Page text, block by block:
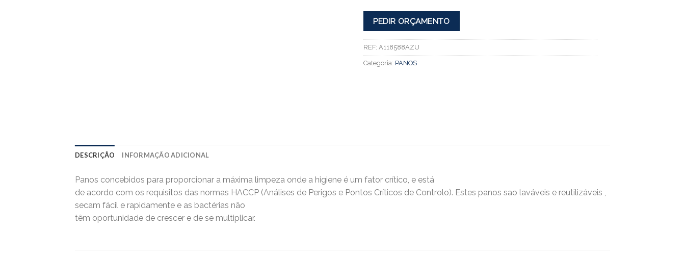
PEDIR ORÇAMENTO
REF: A118588AZU
Categoria: PANOS
DESCRIÇÃO INFORMAÇÃO ADICIONAL
Panos concebidos para proporcionar a máxima limpeza onde a higiene é um fator crítico, e está
de acordo com os requisitos das normas HACCP (Análises de Perigos e Pontos Críticos de Controlo). Estes panos sao laváveis e reutilizáveis ,
secam fácil e rapidamente e as bactérias não
têm oportunidade de crescer e de se multiplicar.